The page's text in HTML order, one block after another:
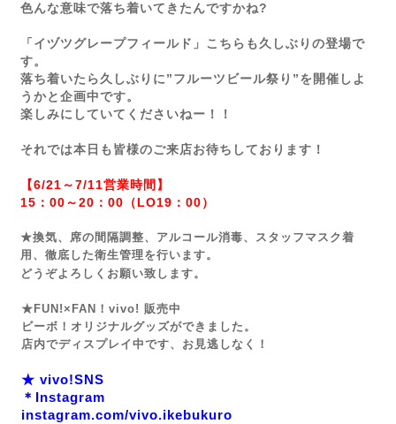
色んな意味で落ち着いてきたんですかね?
「イヅツグレープフィールド」こちらも久しぶりの登場で
す。
落ち着いたら久しぶりに”フルーツビール祭り”を開催しよ
うかと企画中です。
楽しみにしていてくださいねー！！
それでは本日も皆様のご来店お待ちしております！
【6/21～7/11営業時間】
15：00～20：00（LO19：00）
★換気、席の間隔調整、アルコール消毒、スタッフマスク着
用、徹底した衛生管理を行います。
どうぞよろしくお願い致します。
★FUN!×FAN！vivo! 販売中
ビーボ！オリジナルグッズができました。
店内でディスプレイ中です、お見逃しなく！
★ vivo!SNS
＊Instagram
instagram.com/vivo.ikebukuro